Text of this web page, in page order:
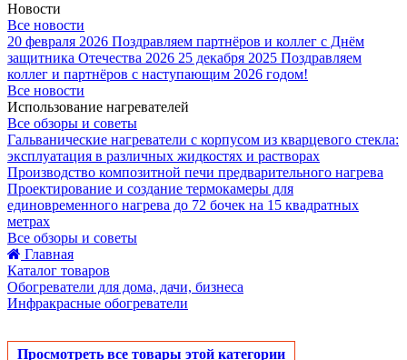
Новости
Все новости
20 февраля 2026 Поздравляем партнёров и коллег с Днём
защитника Отечества 2026 25 декабря 2025 Поздравляем
коллег и партнёров с наступающим 2026 годом!
Все новости
Использование нагревателей
Все обзоры и советы
Гальванические нагреватели с корпусом из кварцевого стекла:
эксплуатация в различных жидкостях и растворах
Производство композитной печи предварительного нагрева
Проектирование и создание термокамеры для
единовременного нагрева до 72 бочек на 15 квадратных
метрах
Все обзоры и советы
Главная
Каталог товаров
Обогреватели для дома, дачи, бизнеса
Инфракрасные обогреватели
Просмотреть все товары этой категории